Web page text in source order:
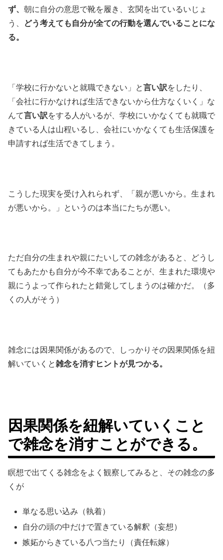
ず、 朝に自分の意思で靴を履き、玄関を出ているいじょ
う、
どう考えても自分が全ての行動を選んでいることにな
る。
「学校に行かないと就職できない」と言い訳をしたり、
「会社に行かなければ生活できないから仕方なくいく」な
んて言い訳をする人がいるが、学校にいかなくても就職で
きている人は山程いるし、会社にいかなくても生活保護を
申請すれば生活できてしまう。
こうした現実を受け入れられず、「親が悪いから。生まれ
が悪いから。」というのは本当にたちが悪い。
ただ自分の生まれや親にたいしての雑念があると、どうし
てもあたかも自分が今不幸であることが、生まれた環境や
親にうよって作られたと錯覚してしまうのは確かだ。（多
くの人がそう）
雑念には因果関係があるので、しっかりその因果関係を紐
解いていくと雑念を消すヒントが見つかる。
因果関係を紐解いていくこと
で雑念を消すことができる。
瞑想で出てくる雑念をよく観察してみると、その雑念の多
くが
単なる思い込み（執着）
自分の頭の中だけで置きている解釈（妄想）
嫉妬からきている八つ当たり（責任転嫁）